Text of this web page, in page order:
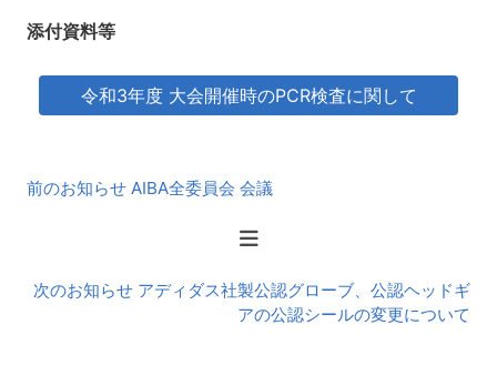
添付資料等
令和3年度 大会開催時のPCR検査に関して
後
ら
前のお知らせ AIBA全委員会 会議
次のお知らせ アディダス社製公認グローブ、公認ヘッドギ
アの公認シールの変更について